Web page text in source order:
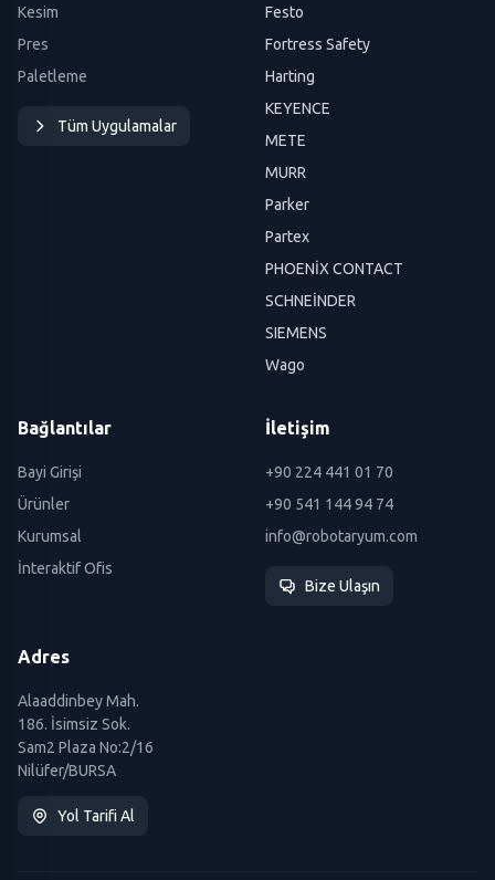
Kesim
Pres
Paletleme
Tüm Uygulamalar
Festo
Fortress Safety
Harting
KEYENCE
METE
MURR
Parker
Partex
PHOENİX CONTACT
SCHNEİNDER
SIEMENS
Wago
Bağlantılar
Bayi Girişi
Ürünler
Kurumsal
İnteraktif Ofis
İletişim
+90 224 441 01 70
+90 541 144 94 74
info@robotaryum.com
Bize Ulaşın
Adres
Alaaddinbey Mah.
186. İsimsiz Sok.
Sam2 Plaza No:2/16
Nilüfer/BURSA
Yol Tarifi Al